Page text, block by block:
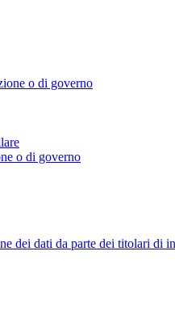
o di governo
o di governo
dei dati da parte dei titolari di